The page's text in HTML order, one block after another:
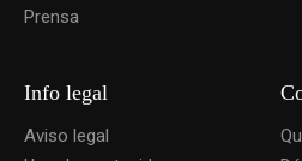
Prensa
Info legal
Aviso legal